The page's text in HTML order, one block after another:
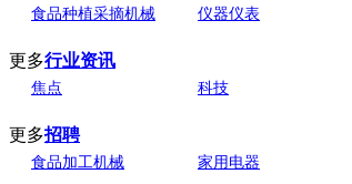
食品种植采摘机械
仪器仪表
更多行业资讯
焦点 科技
更多招聘
食品加工机械 家用电器